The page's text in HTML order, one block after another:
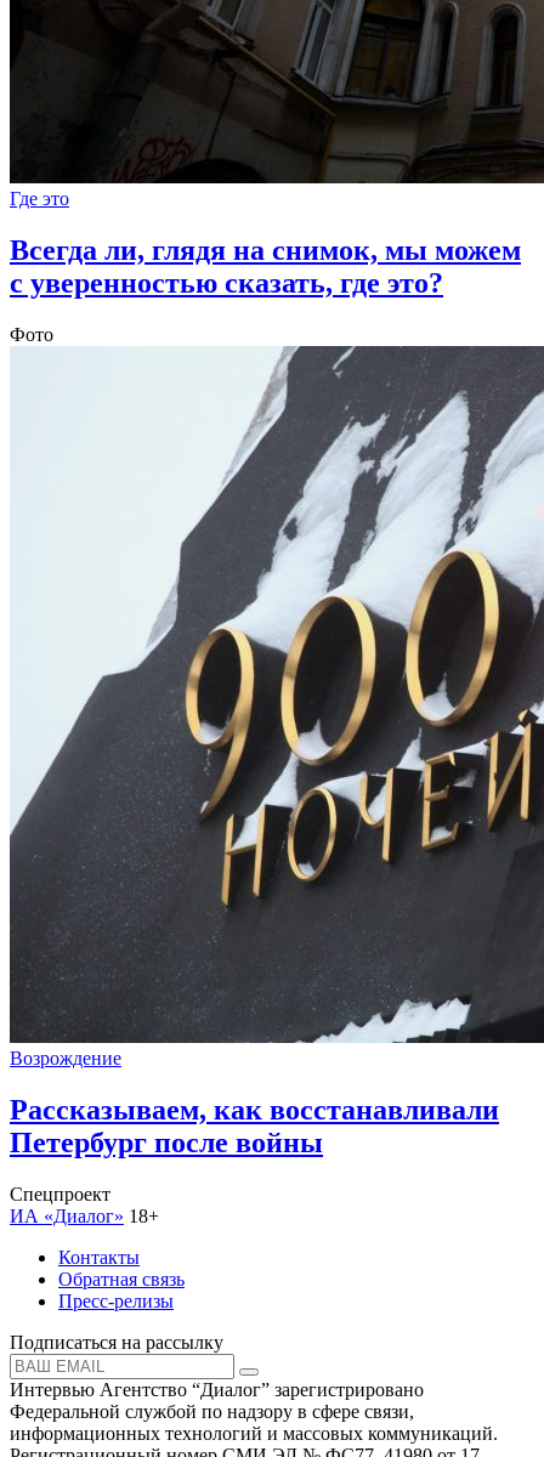
Где это
Всегда ли, глядя на снимок, мы можем
с уверенностью сказать, где это?
Фото
Возрождение
Рассказываем, как восстанавливали
Петербург после войны
Спецпроект
ИА «Диалог» 18+
Контакты
Обратная связь
Пресс-релизы
Подписаться на рассылку
Интервью Агентство “Диалог” зарегистрировано
Федеральной службой по надзору в сфере связи,
информационных технологий и массовых коммуникаций.